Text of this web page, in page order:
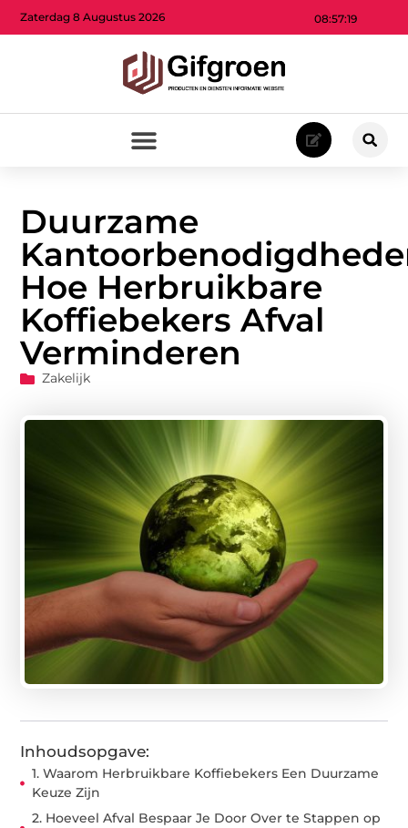
08:57:21
Zaterdag 8 Augustus 2026
Duurzame
Hoe Herbruikbare
Koffiebekers Afval
Verminderen
Zakelijk
Inhoudsopgave:
1. Waarom Herbruikbare Koffiebekers Een Duurzame
Keuze Zijn
2. Hoeveel Afval Bespaar Je Door Over te Stappen op